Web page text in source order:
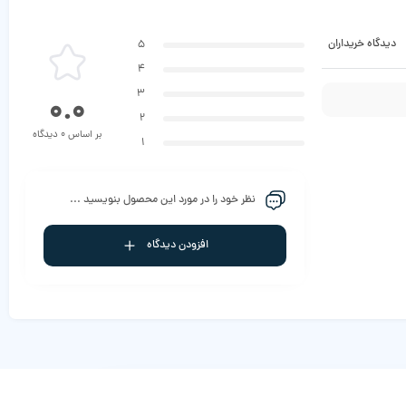
دیدگاه خریداران
5
4
3
2
1
0.0
بر اساس 0 دیدگاه
نظر خود را در مورد این محصول بنویسید ...
افزودن دیدگاه